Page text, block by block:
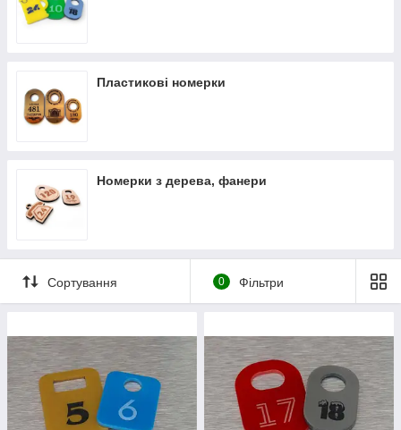
зберігати одяг дітей
може бути яскравим і барвистим, а якщо їх замовляє
Для бізнес-центрів, де є одразу кілька роздягалень, можна
замовляти
одним записом. Так само, як і будь-яка інша різновид
Вартість номерків залежить від матеріалу, з якого вони
виготовляються, і розмірів. Найчастіше їх виконують з
пластику
Пластикові номерки
Номерки з дерева, фанери
Сортування 0 Фільтри